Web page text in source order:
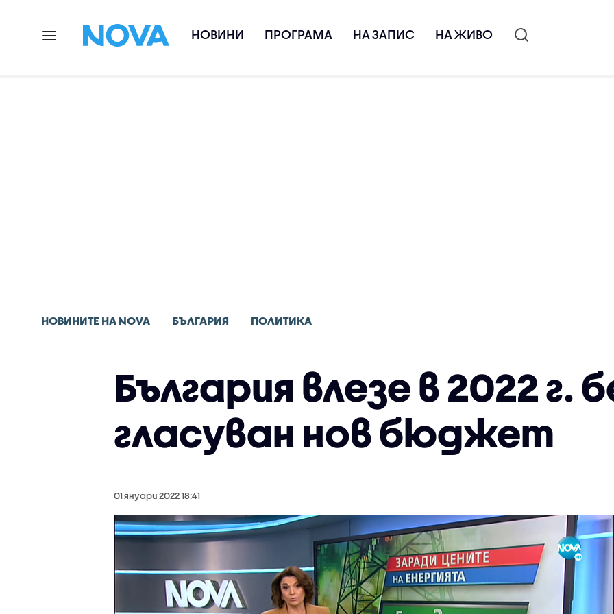
НОВИНИ ПРОГРАМА НА ЗАПИС НА ЖИВО
НОВИНИТЕ НА NOVA БЪЛГАРИЯ ПОЛИТИКА
България влезе в 2022 г.
гласуван нов бюджет
01 януари 2022 18:41